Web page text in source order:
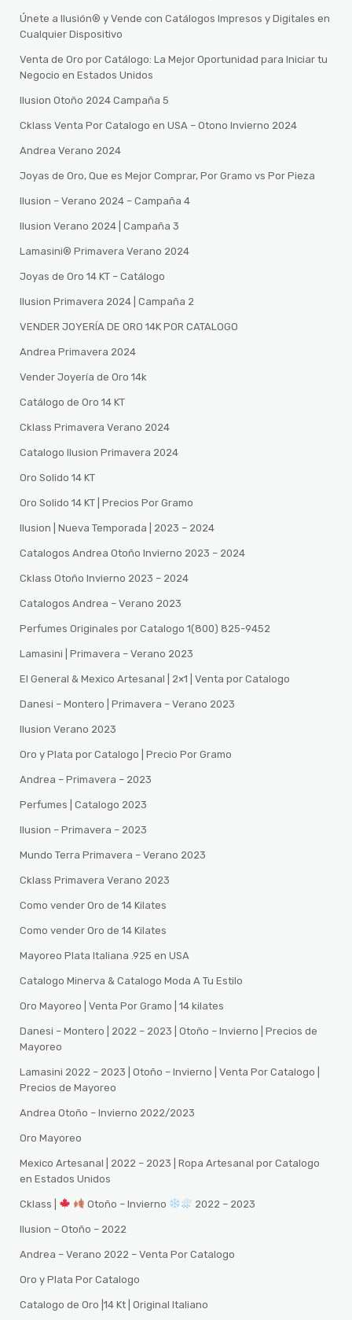
Únete a Ilusión® y Vende con Catálogos Impresos y Digitales en
Cualquier Dispositivo
Venta de Oro por Catálogo: La Mejor Oportunidad para Iniciar tu
Negocio en Estados Unidos
Ilusion Otoño 2024 Campaña 5
Cklass Venta Por Catalogo en USA – Otono Invierno 2024
Andrea Verano 2024
Joyas de Oro, Que es Mejor Comprar, Por Gramo vs Por Pieza
Ilusion – Verano 2024 – Campaña 4
Ilusion Verano 2024 | Campaña 3
Lamasini®️ Primavera Verano 2024
Joyas de Oro 14 KT – Catálogo
Ilusion Primavera 2024 | Campaña 2
VENDER JOYERÍA DE ORO 14K POR CATALOGO
Andrea Primavera 2024
Vender Joyería de Oro 14k
Catálogo de Oro 14 KT
Cklass Primavera Verano 2024
Catalogo Ilusion Primavera 2024
Oro Solido 14 KT
Oro Solido 14 KT | Precios Por Gramo
Ilusion | Nueva Temporada | 2023 – 2024
Catalogos Andrea Otoño Invierno 2023 – 2024
Cklass Otoño Invierno 2023 – 2024
Catalogos Andrea – Verano 2023
Perfumes Originales por Catalogo 1(800) 825-9452
Lamasini | Primavera – Verano 2023
El General & Mexico Artesanal | 2×1 | Venta por Catalogo
Danesi – Montero | Primavera – Verano 2023
Ilusion Verano 2023
Oro y Plata por Catalogo | Precio Por Gramo
Andrea – Primavera – 2023
Perfumes | Catalogo 2023
Ilusion – Primavera – 2023
Mundo Terra Primavera – Verano 2023
Cklass Primavera Verano 2023
Como vender Oro de 14 Kilates
Como vender Oro de 14 Kilates
Mayoreo Plata Italiana .925 en USA
Catalogo Minerva & Catalogo Moda A Tu Estilo
Oro Mayoreo | Venta Por Gramo | 14 kilates
Danesi – Montero | 2022 – 2023 | Otoño – Invierno | Precios de
Mayoreo
Lamasini 2022 – 2023 | Otoño – Invierno | Venta Por Catalogo |
Precios de Mayoreo
Andrea Otoño – Invierno 2022/2023
Oro Mayoreo
Mexico Artesanal | 2022 – 2023 | Ropa Artesanal por Catalogo
en Estados Unidos
Cklass | Otoño – Invierno 2022 – 2023
Ilusion – Otoño – 2022
Andrea – Verano 2022 – Venta Por Catalogo
Oro y Plata Por Catalogo
Catalogo de Oro |14 Kt | Original Italiano